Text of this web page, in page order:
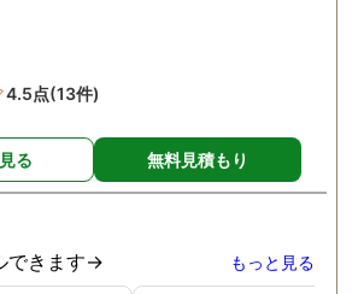
ラに写っていたのは近隣
民の方で、あいさつ程度
する関係の人でした。明
りげなくゴミを捨ててお
り、まさに決定的瞬間を
4.5点(13件)
る 無料見積もり
できます→ もっと見る